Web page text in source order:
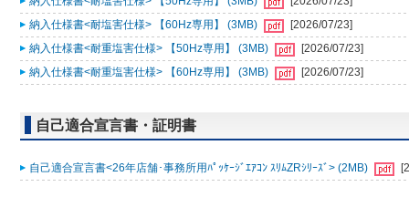
納入仕様書<耐塩害仕様> 【60Hz専用】 (3MB)
[2026/07/23]
納入仕様書<耐重塩害仕様> 【50Hz専用】 (3MB)
[2026/07/23]
納入仕様書<耐重塩害仕様> 【60Hz専用】 (3MB)
[2026/07/23]
自己適合宣言書・証明書
自己適合宣言書<26年店舗･事務所用ﾊﾟｯｹｰｼﾞｴｱｺﾝ ｽﾘﾑZRｼﾘｰｽﾞ> (2MB)